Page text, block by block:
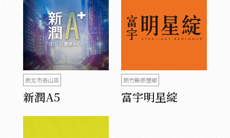
新北市泰山區
新潤A5
新竹縣新豐鄉
富宇明星綻